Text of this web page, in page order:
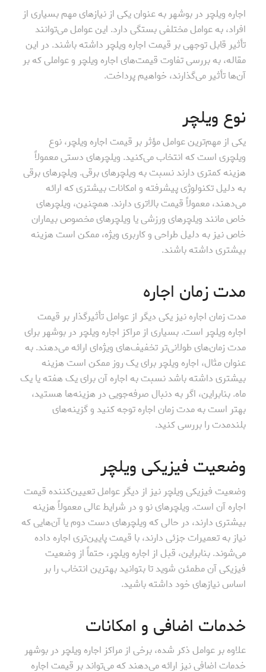
اجاره ویلچر در بوشهر به عنوان یکی از نیازهای مهم بسیاری از
افراد، به عوامل مختلفی بستگی دارد. این عوامل می‌توانند
تأثیر قابل توجهی بر قیمت اجاره ویلچر داشته باشند. در این
مقاله، به بررسی تفاوت قیمت‌های اجاره ویلچر و عواملی که بر
آن‌ها تأثیر می‌گذارند، خواهیم پرداخت.
نوع ویلچر
یکی از مهم‌ترین عوامل مؤثر بر قیمت اجاره ویلچر، نوع
ویلچری است که انتخاب می‌کنید. ویلچرهای دستی معمولاً
هزینه کمتری دارند نسبت به ویلچرهای برقی. ویلچرهای برقی
به دلیل تکنولوژی پیشرفته و امکانات بیشتری که ارائه
می‌دهند، معمولاً قیمت بالاتری دارند. همچنین، ویلچرهای
خاص مانند ویلچرهای ورزشی یا ویلچرهای مخصوص بیماران
خاص نیز به دلیل طراحی و کاربری ویژه، ممکن است هزینه
بیشتری داشته باشند.
مدت زمان اجاره
مدت زمان اجاره نیز یکی دیگر از عوامل تأثیرگذار بر قیمت
اجاره ویلچر است. بسیاری از مراکز اجاره ویلچر در بوشهر برای
مدت زمان‌های طولانی‌تر تخفیف‌های ویژه‌ای ارائه می‌دهند. به
عنوان مثال، اجاره ویلچر برای یک روز ممکن است هزینه
بیشتری داشته باشد نسبت به اجاره آن برای یک هفته یا یک
ماه. بنابراین، اگر به دنبال صرفه‌جویی در هزینه‌ها هستید،
بهتر است به مدت زمان اجاره توجه کنید و گزینه‌های
بلندمدت را بررسی کنید.
وضعیت فیزیکی ویلچر
وضعیت فیزیکی ویلچر نیز از دیگر عوامل تعیین‌کننده قیمت
اجاره آن است. ویلچرهای نو و در شرایط عالی معمولاً هزینه
بیشتری دارند، در حالی که ویلچرهای دست دوم یا آن‌هایی که
نیاز به تعمیرات جزئی دارند، با قیمت پایین‌تری اجاره داده
می‌شوند. بنابراین، قبل از اجاره ویلچر، حتماً از وضعیت
فیزیکی آن مطمئن شوید تا بتوانید بهترین انتخاب را بر
اساس نیازهای خود داشته باشید.
خدمات اضافی و امکانات
علاوه بر عوامل ذکر شده، برخی از مراکز اجاره ویلچر در بوشهر
خدمات اضافی نیز ارائه می‌دهند که می‌تواند بر قیمت اجاره